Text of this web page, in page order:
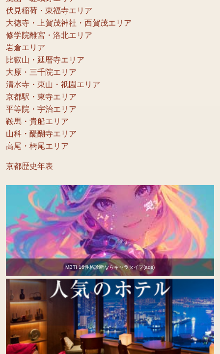
伏見稲荷・東福寺エリア
大徳寺・上賀茂神社・西賀茂エリア
修学院離宮・洛北エリア
岩倉エリア
比叡山・延暦寺エリア
大原・三千院エリア
清水寺・東山・祇園エリア
京都駅・東寺エリア
平等院・宇治エリア
鞍馬・貴船エリア
山科・醍醐寺エリア
高尾・栂尾エリア
京都歴史年表
MBTI 16性格診断ならキャラタイプ(ads)